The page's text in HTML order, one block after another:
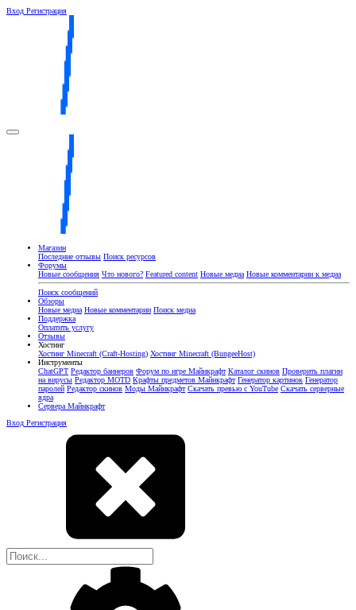
Вход Регистрация
Магазин
Последние отзывы Поиск ресурсов
Форумы
Новые сообщения Что нового? Featured content Новые медиа Новые комментарии к медиа
Поиск сообщений
Обзоры
Новые медиа Новые комментарии Поиск медиа
Поддержка
Оплатить услугу
Отзывы
Хостинг
Хостинг Minecraft (Craft-Hosting) Хостинг Minecraft (BungeeHost)
Инструменты
ChatGPT Редактор баннеров Форум по игре Майнкрафт Каталог скинов Проверить плагин
на вирусы Редактор MOTD Крафты предметов Майнкрафт Генератор картинок Генератор
паролей Редактор скинов Моды Майнкрафт Скачать превью с YouTube Скачать серверные
ядра
Сервера Майнкрафт
Вход Регистрация